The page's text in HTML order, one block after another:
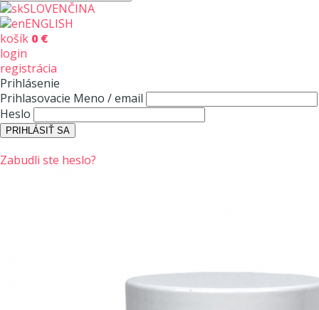
SLOVENČINA
ENGLISH
košík 0 €
login
registrácia
Prihlásenie
Prihlasovacie Meno / email
Heslo
Zabudli ste heslo?